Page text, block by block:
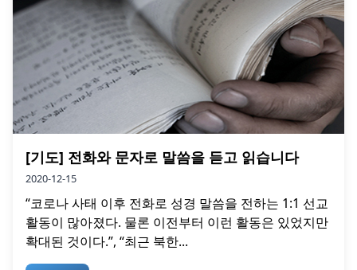
[기도] 전화와 문자로 말씀을 듣고 읽습니다
2020-12-15
“코로나 사태 이후 전화로 성경 말씀을 전하는 1:1 선교
활동이 많아졌다. 물론 이전부터 이런 활동은 있었지만
확대된 것이다.”, “최근 북한...